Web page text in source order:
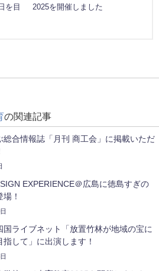
を目
2025を開催しました
の関連記事
総合情報誌「月刊 商工会」に掲載いただ
EXPERIENCE＠広島に徳島すぎの
！
国ライブネット「放置竹林が地域の宝に
指して」に出演します！